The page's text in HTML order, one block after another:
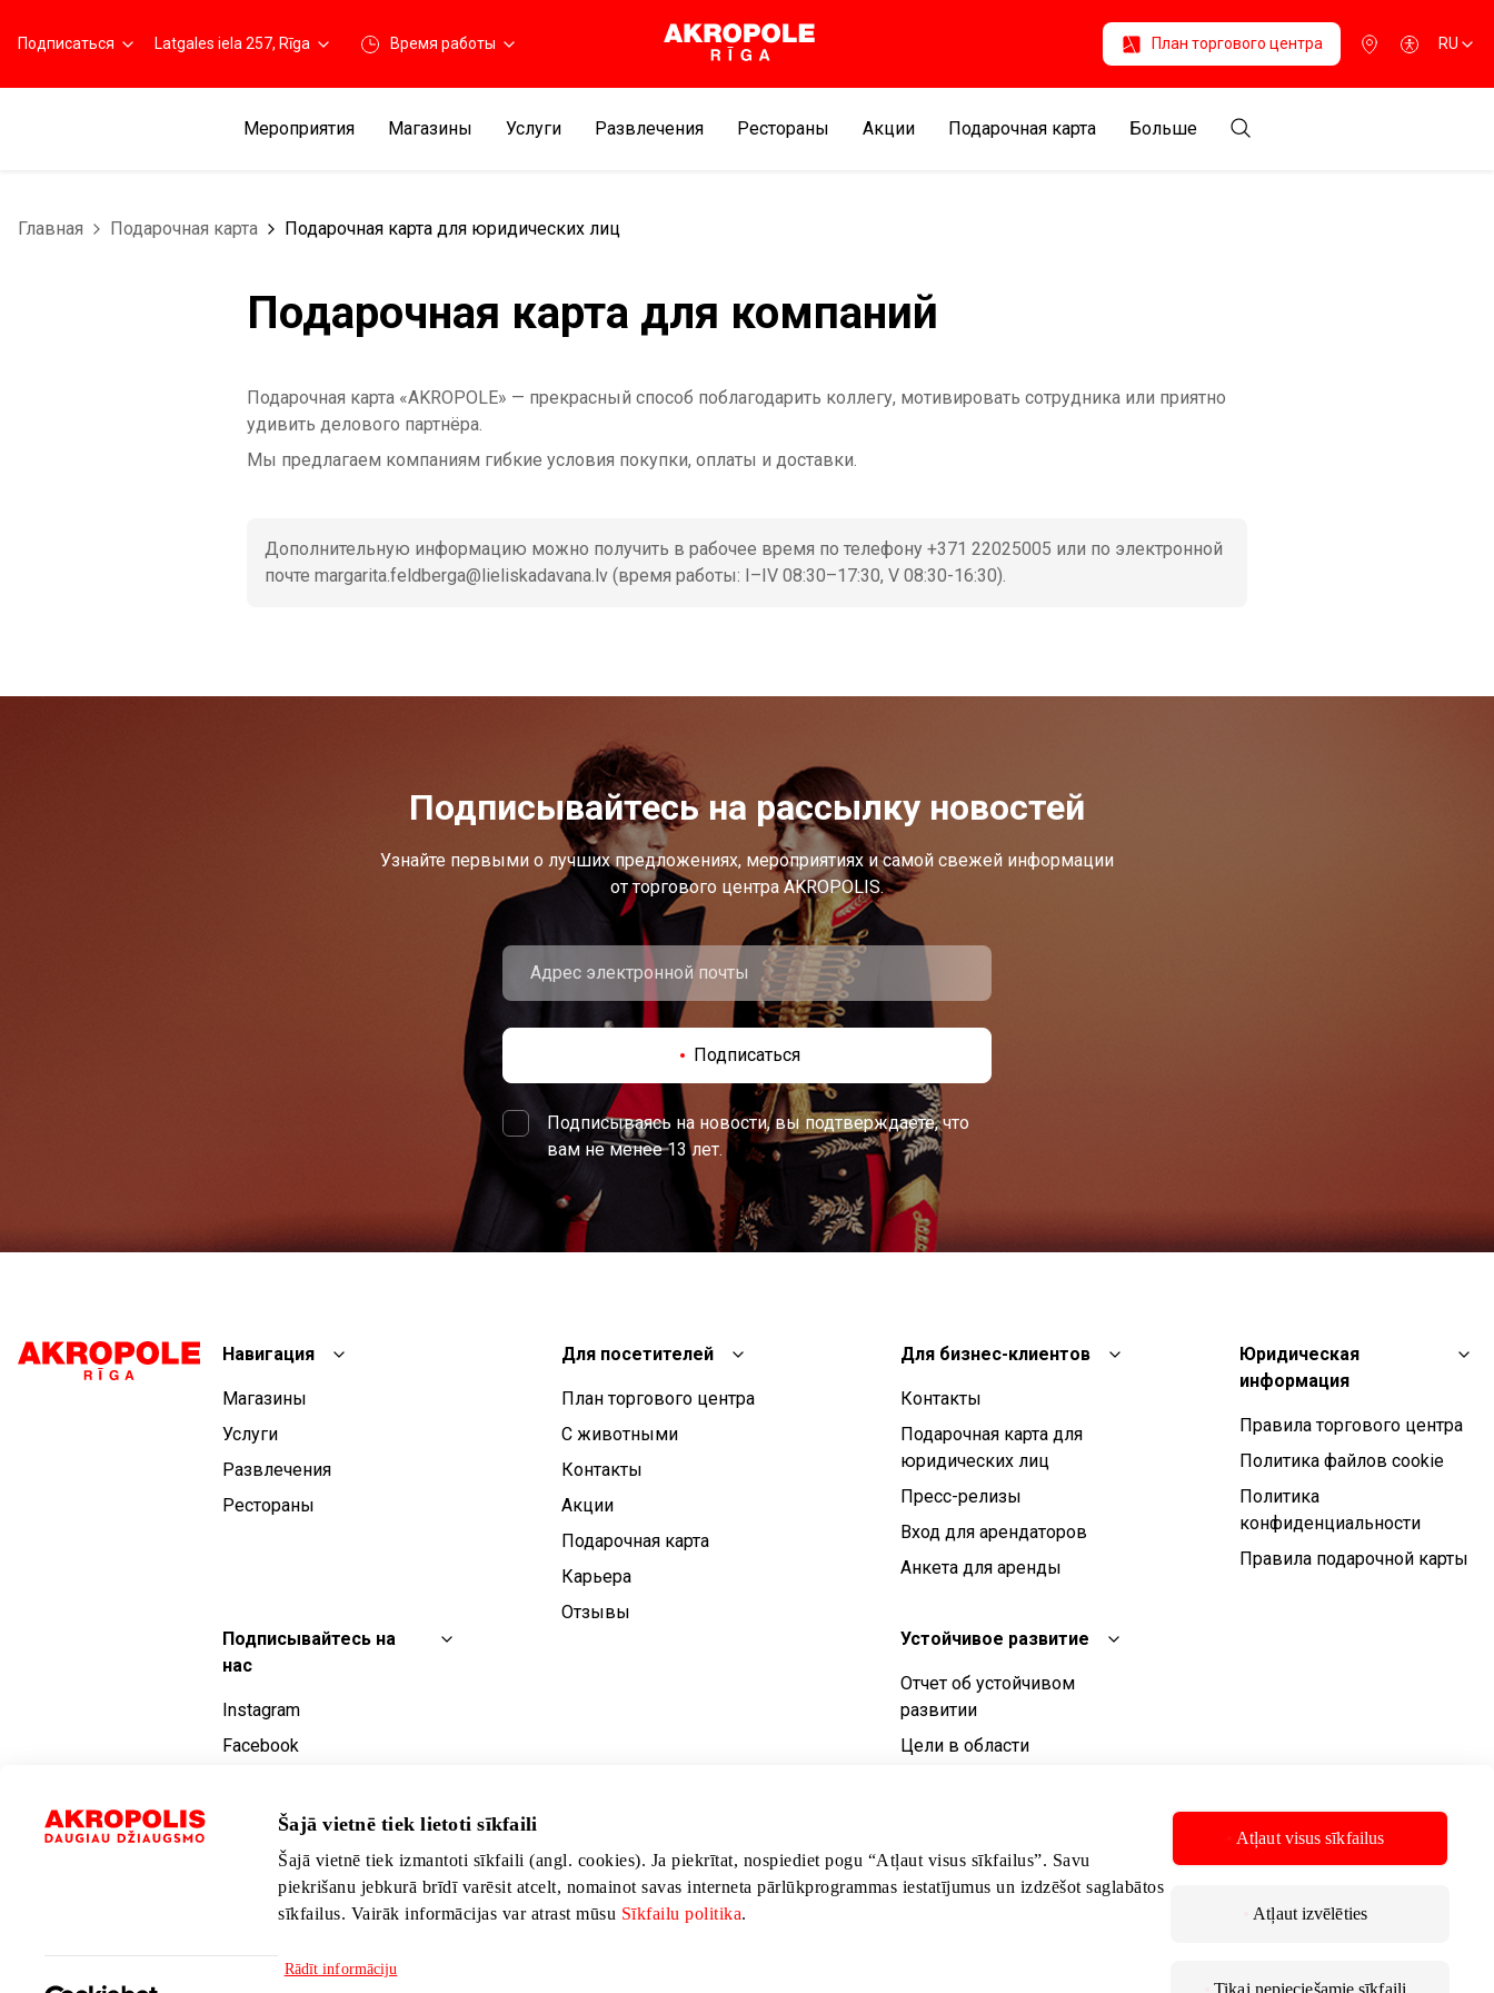
Šajā vietnē tiek lietoti sīkfaili
Šajā vietnē tiek izmantoti sīkfaili (angl. cookies). Ja piekrītat, nospiediet pogu “Atļaut visus sīkfailus”. Savu
piekrišanu jebkurā brīdī varēsit atcelt, nomainot savas interneta pārlūkprogrammas iestatījumus un izdzēšot saglabātos
sīkfailus. Vairāk informācijas var atrast mūsu Sīkfailu politika.
Rādīt informāciju
Atļaut visus sīkfailus
Atļaut izvēlēties
Tikai nepieciešamie sīkfaili
Подписаться Latgales iela 257, Rīga Время работы План торгового центра RU
Мероприятия Магазины Услуги Развлечения Рестораны Aкции Подарочная карта Больше
Главная Подарочная карта Подарочная карта для юридических лиц
Подарочная карта для компаний
Подарочная карта «AKROPOLE» — прекрасный способ поблагодарить коллегу, мотивировать сотрудника или приятно
удивить делового партнёра.
Мы предлагаем компаниям гибкие условия покупки, оплаты и доставки.
Дополнительную информацию можно получить в рабочее время по телефону +371 22025005 или по электронной
почте margarita.feldberga@lieliskadavana.lv (время работы: I–IV 08:30–17:30, V 08:30-16:30).
Подписывайтесь на рассылку новостей
Узнайте первыми о лучших предложениях, мероприятиях и самой свежей информации
от торгового центра AKROPOLIS.
Подписаться
Подписываясь на новости, вы подтверждаете, что
вам не менее 13 лет.
Навигация
Магазины
Услуги
Развлечения
Рестораны
Для посетителей
План торгового центра
С животными
Контакты
Aкции
Подарочная карта
Карьера
Отзывы
Для бизнес-клиентов
Контакты
Подарочная карта для
юридических лиц
Пресс-релизы
Вход для арендаторов
Анкета для аренды
Устойчивое развитие
Отчет об устойчивом
развитии
Цели в области
Юридическая
информация
Правила торгового центра
Политика файлов cookie
Политика
конфиденциальности
Правила подарочной карты
Подписывайтесь на
нас
Instagram
Facebook